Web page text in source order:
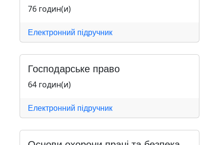
76 годин(и)
Електронний підручник
Господарське право
64 годин(и)
Електронний підручник